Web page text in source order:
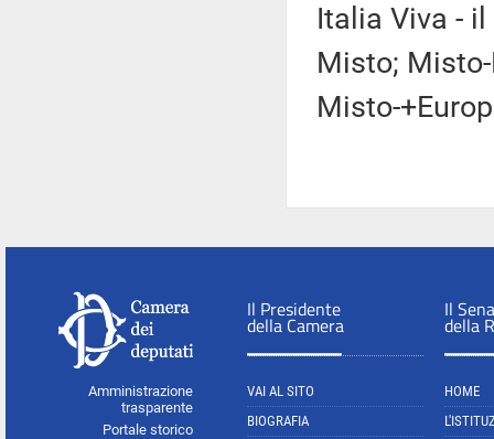
Italia Viva - il
Misto;
Misto-
Amministrazione
trasparente
Portale storico
Il Presidente
della Camera
VAI AL SITO
BIOGRAFIA
Il
della
HOME